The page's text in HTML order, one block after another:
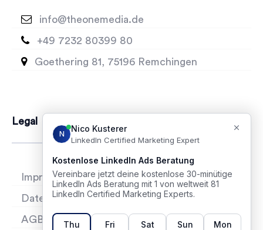

info@theonemedia.de

+49 7232 80399 80

Goethering 81, 75196 Remchingen
Legal
Impressum
Datenschutz
AGB